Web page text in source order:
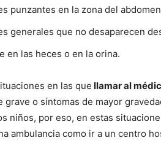
punzantes en la zona del
generales que no desaparecen
en las heces o en la orina.
en las que llamar al
grave o síntomas de mayor
niños, por eso, en estas
ambulancia como ir a un centro